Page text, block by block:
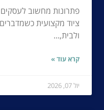
פתרונות מחשוב
ציוד מקצועית
ולבית,...
קרא עוד »
יול 07, 2026